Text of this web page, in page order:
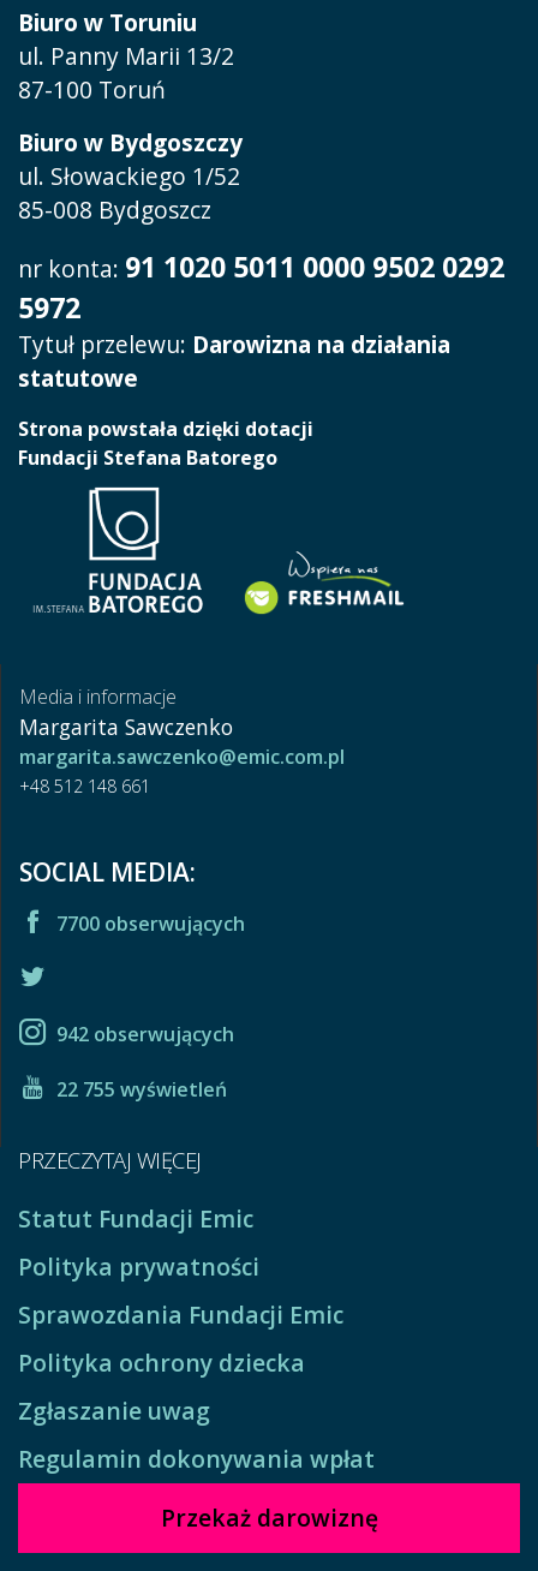
Biuro w Toruniu
ul. Panny Marii 13/2
87-100 Toruń
Biuro w Bydgoszczy
ul. Słowackiego 1/52
85-008 Bydgoszcz
nr konta: 91 1020 5011 0000 9502 0292
5972
Tytuł przelewu: Darowizna na działania
statutowe
Strona powstała dzięki dotacji
Fundacji Stefana Batorego
Media i informacje
Margarita Sawczenko
margarita.sawczenko@emic.com.pl
+48 512 148 661
SOCIAL MEDIA:
7700 obserwujących
942 obserwujących
22 755 wyświetleń
PRZECZYTAJ WIĘCEJ
Statut Fundacji Emic
Polityka prywatności
Sprawozdania Fundacji Emic
Polityka ochrony dziecka
Zgłaszanie uwag
Regulamin dokonywania wpłat
Przekaż darowiznę